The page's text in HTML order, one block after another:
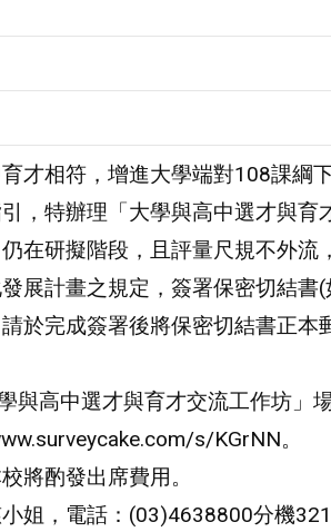
才相符，增進大學端對108課綱
，特辦理「大學與高中選才與育
在研擬階段，且評量尺規不外
展計畫之規定，簽署保密切結
於完成簽署後將保密切結書正
與高中選才與育才交流工作坊」
s/KGrNN。
將酌發出席費用。
姐，電話：(03)4638800分機